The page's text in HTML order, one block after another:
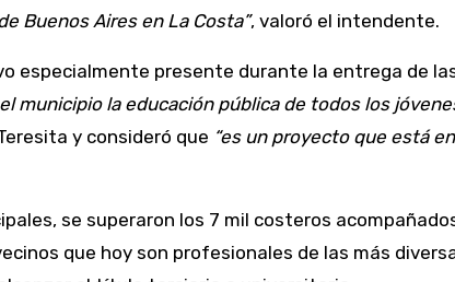
Buenos Aires en La Costa”, valoró el intendente.
especialmente presente durante la entrega de
municipio la educación pública de todos los
y consideró que “es un proyecto que está
se superaron los 7 mil costeros
que hoy son profesionales de las más